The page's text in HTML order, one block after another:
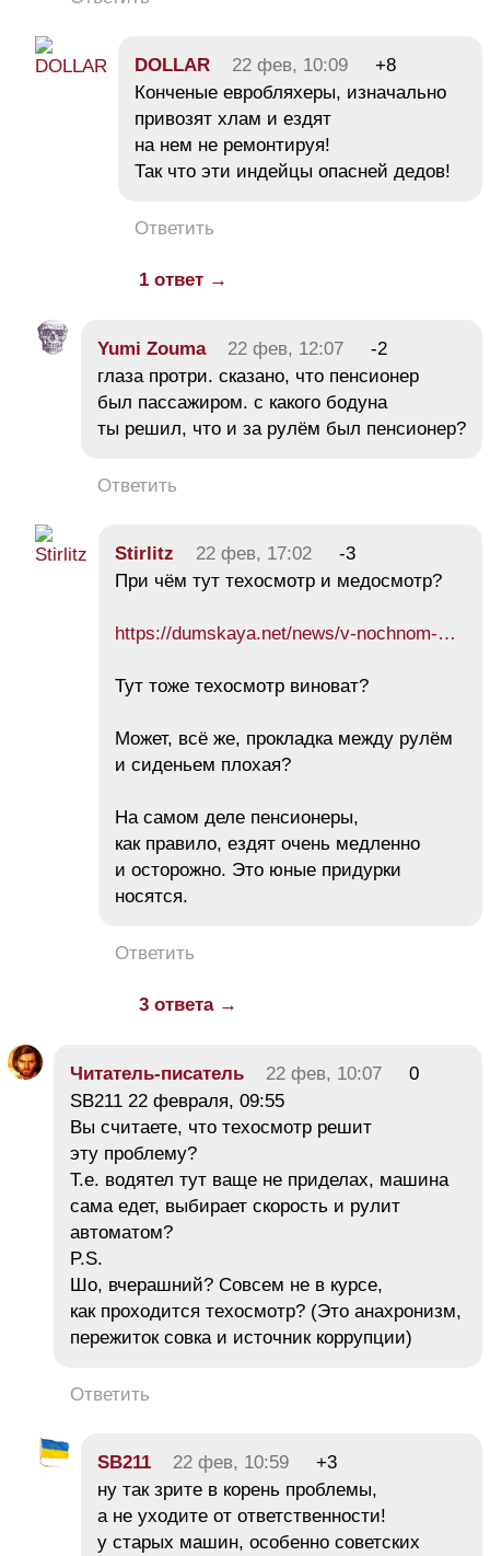
DOLLAR 22 фев, 10:09
+8
Конченые евробляхеры, изначально
привозят хлам и ездят
на нем не ремонтируя!
Так что эти индейцы опасней дедов!
Ответить
1 ответ →
Yumi Zouma 22 фев, 12:07
-2
глаза протри. сказано, что пенсионер
был пассажиром. с какого бодуна
ты решил, что и за рулём был пенсионер?
Ответить
Stirlitz 22 фев, 17:02
-3
При чём тут техосмотр и медосмотр?
https://dumskaya.net/news/v-nochnom-…
Тут тоже техосмотр виноват?
Может, всё же, прокладка между рулём
и сиденьем плохая?
На самом деле пенсионеры,
как правило, ездят очень медленно
и осторожно. Это юные придурки
носятся.
Ответить
3 ответа →
Читатель-писатель 22 фев, 10:07
0
SB211 22 февраля, 09:55
Вы считаете, что техосмотр решит
эту проблему?
Т.е. водятел тут ваще не приделах, машина
сама едет, выбирает скорость и рулит
автоматом?
P.S.
Шо, вчерашний? Совсем не в курсе,
как проходится техосмотр? (Это анахронизм,
пережиток совка и источник коррупции)
Ответить
SB211 22 фев, 10:59
+3
ну так зрите в корень проблемы,
а не уходите от ответственности!
у старых машин, особенно советских